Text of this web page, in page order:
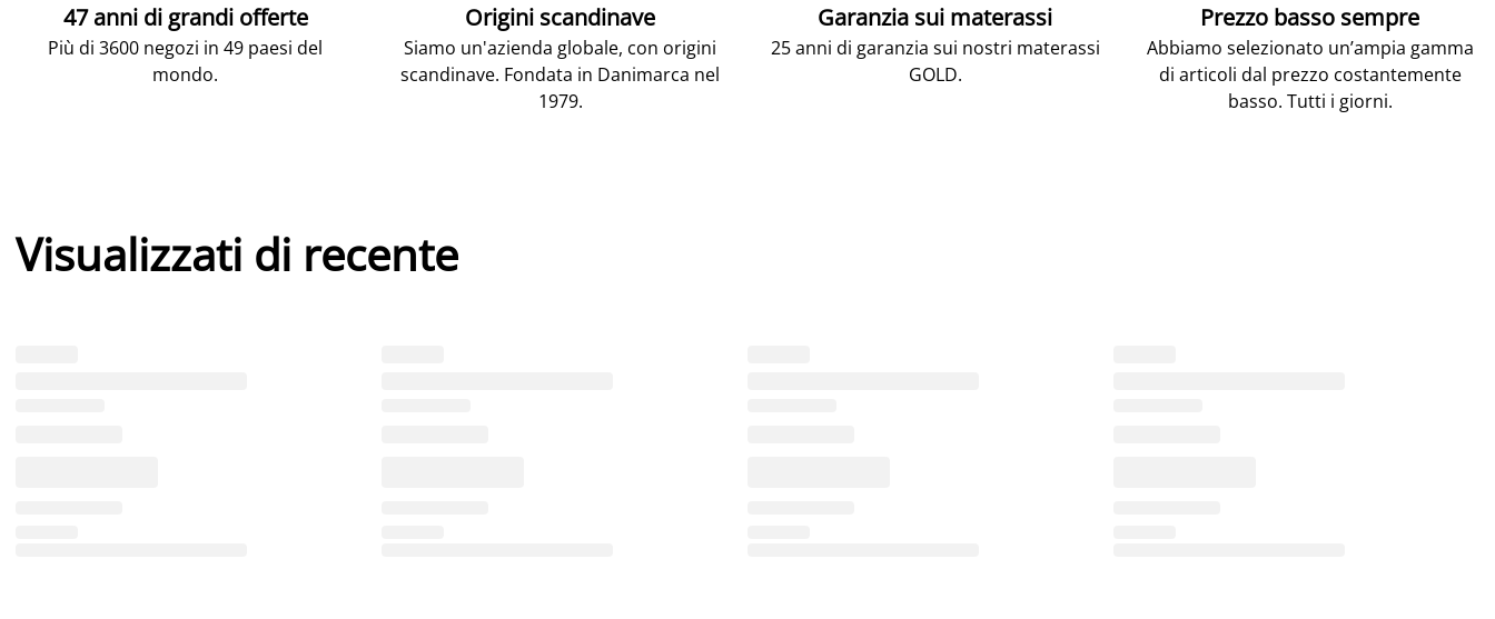
47 anni di grandi offerte
Più di 3600 negozi in 49 paesi del
mondo.
Origini scandinave
Siamo un'azienda globale, con origini
scandinave. Fondata in Danimarca nel
1979.
Garanzia sui materassi
25 anni di garanzia sui nostri materassi
GOLD.
Prezzo basso sempre
Abbiamo selezionato un’ampia gamma
di articoli dal prezzo costantemente
basso. Tutti i giorni.
Visualizzati di recente